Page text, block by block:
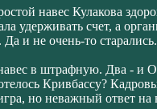
навес Кулакова
удерживать счет, а
и не очень-то
в штрафную. Два - и
Кривбассу?
но неважный ответ на